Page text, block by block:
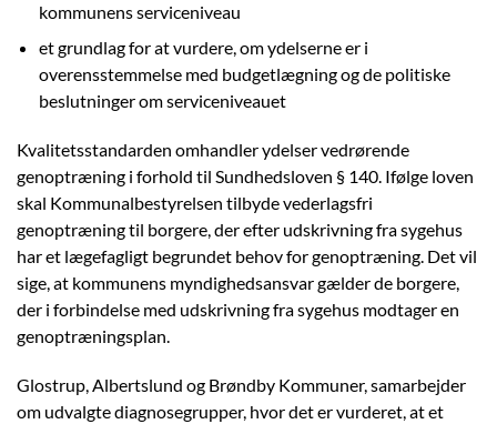
kommunens serviceniveau
et grundlag for at vurdere, om ydelserne er i
overensstemmelse med budgetlægning og de politiske
beslutninger om serviceniveauet
Kvalitetsstandarden omhandler ydelser vedrørende
genoptræning i forhold til Sundhedsloven § 140. Ifølge loven
skal Kommunalbestyrelsen tilbyde vederlagsfri
genoptræning til borgere, der efter udskrivning fra sygehus
har et lægefagligt begrundet behov for genoptræning. Det vil
sige, at kommunens myndighedsansvar gælder de borgere,
der i forbindelse med udskrivning fra sygehus modtager en
genoptræningsplan.
Glostrup, Albertslund og Brøndby Kommuner, samarbejder
om udvalgte diagnosegrupper, hvor det er vurderet, at et